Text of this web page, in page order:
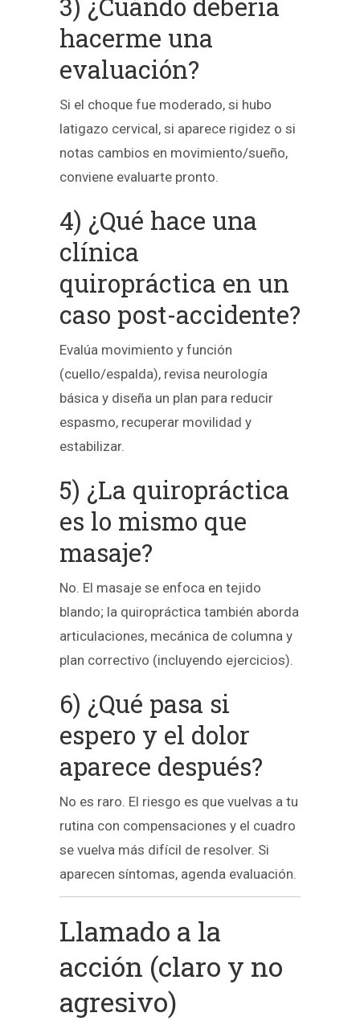
hacerme una
evaluación?
Si el choque fue moderado, si hubo
latigazo cervical, si aparece rigidez o si
notas cambios en movimiento/sueño,
conviene evaluarte pronto.
4) ¿Qué hace una
clínica
quiropráctica en un
caso post-accidente?
Evalúa movimiento y función
(cuello/espalda), revisa neurología
básica y diseña un plan para reducir
espasmo, recuperar movilidad y
estabilizar.
5) ¿La quiropráctica
es lo mismo que
masaje?
No. El masaje se enfoca en tejido
blando; la quiropráctica también aborda
articulaciones, mecánica de columna y
plan correctivo (incluyendo ejercicios).
6) ¿Qué pasa si
espero y el dolor
aparece después?
No es raro. El riesgo es que vuelvas a tu
rutina con compensaciones y el cuadro
se vuelva más difícil de resolver. Si
aparecen síntomas, agenda evaluación.
Llamado a la
acción (claro y no
agresivo)